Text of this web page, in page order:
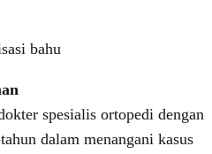
bahu
spesialis ortopedi dengan
dalam menangani kasus